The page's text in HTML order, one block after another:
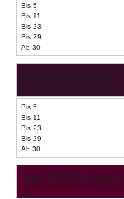
Bis 5
Bis 11
Bis 23
Bis 29
Ab 30
Bis 5
Bis 11
Bis 23
Bis 29
Ab 30
BLK 3080 Winegum